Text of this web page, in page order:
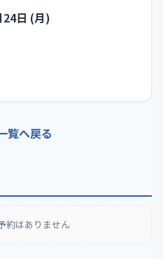
日 (月)
覧へ戻る
約はありません